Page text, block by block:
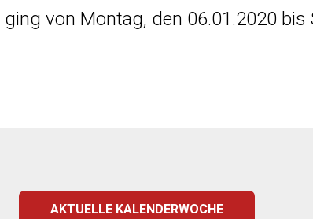
ging von Montag, den 06.01.2020 bis
AKTUELLE KALENDERWOCHE